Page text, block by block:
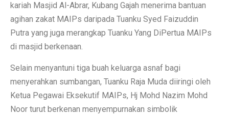
kariah Masjid Al-Abrar, Kubang Gajah menerima bantuan
agihan zakat MAIPs daripada Tuanku Syed Faizuddin
Putra yang juga merangkap Tuanku Yang DiPertua MAIPs
di masjid berkenaan.
Selain menyantuni tiga buah keluarga asnaf bagi
menyerahkan sumbangan, Tuanku Raja Muda diiringi oleh
Ketua Pegawai Eksekutif MAIPs, Hj Mohd Nazim Mohd
Noor turut berkenan menyempurnakan simbolik